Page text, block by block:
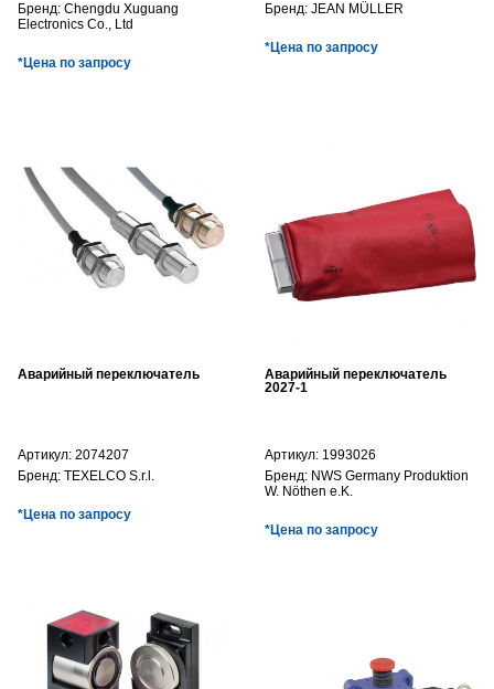
Бренд: Chengdu Xuguang
Electronics Co., Ltd
*Цена по запросу
Бренд: JEAN MÜLLER
*Цена по запросу
Аварийный переключатель
Артикул: 2074207
Бренд: TEXELCO S.r.l.
*Цена по запросу
Аварийный переключатель
2027-1
Артикул: 1993026
Бренд: NWS Germany Produktion
W. Nöthen e.K.
*Цена по запросу